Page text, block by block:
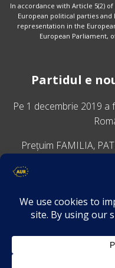
In accordance with Article 5(2)
European political parties and
representation in the
European Parliament,
Partidul e
Pe 1 decembrie 2019 a
Prețuim FAMILIA,
VINO
Descarcă
Termeni și